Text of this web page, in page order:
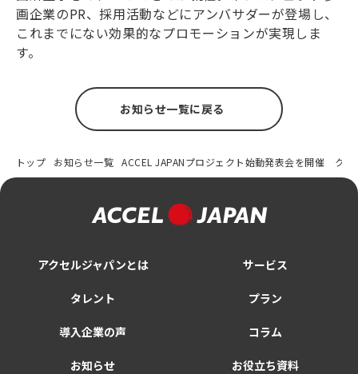
画企業のPR、採用活動などにアンバサダーが登場し、
これまでにない効果的なプロモーションが実現しま
す。
お知らせ一覧に戻る
トップ お知らせ一覧 ACCEL JAPANプロジェクト始動発表会を開催 ク
アクセルジャパンとは サービス
タレント プラン
導入企業の声 コラム
お知らせ お役立ち資料